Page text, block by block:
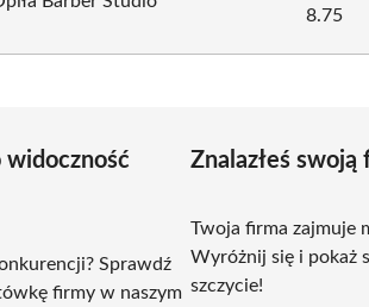
8.75
widoczność
Sprawdź
firmy w naszym
Znalazłeś
Twoja firma zajmuje
Wyróżnij się i pokaż
szczycie!